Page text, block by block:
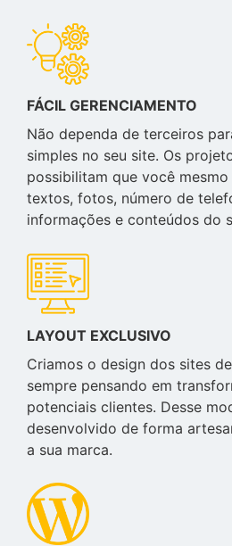
FÁCIL GERENCIAMENTO
Não dependa de terceiros
simples no seu site. Os
possibilitam que você
textos, fotos, número de
informações e conteúdos do
LAYOUT EXCLUSIVO
Criamos o design dos sites
sempre pensando em
potenciais clientes. Desse
desenvolvido de forma
a sua marca.